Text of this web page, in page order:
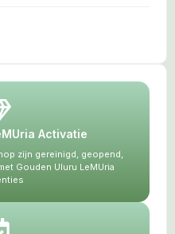
Activatie
zijn gereinigd, geopend,
Gouden Uluru LeMUria